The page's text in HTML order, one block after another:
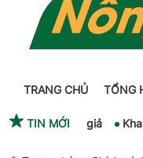
TRANG CHỦ TỔNG
mại, hàng giả
Khai
TIN MỚI